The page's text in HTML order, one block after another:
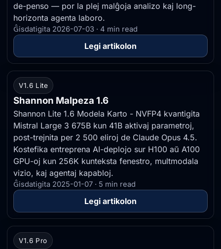
de-penso — por la plej malĝoja analizo kaj long-
horizonta agenta laboro.
Ĝisdatigita 2026-07-03 · 4 min read
Legi artikolon
V1.6 Lite
Shannon Malpeza 1.6
Shannon Lite 1.6 Modela Karto - NVFP4 kvantigita
Mistral Large 3 675B kun 41B aktivaj parametroj,
post-trejnita per 2 500 eliroj de Claude Opus 4.5.
Kostefika entreprena AI-deplojo sur H100 aŭ A100
GPU-oj kun 256K kunteksta fenestro, multmodala
vizio, kaj agentaj kapabloj.
Ĝisdatigita 2025-01-07 · 5 min read
Legi artikolon
V1.6 Pro